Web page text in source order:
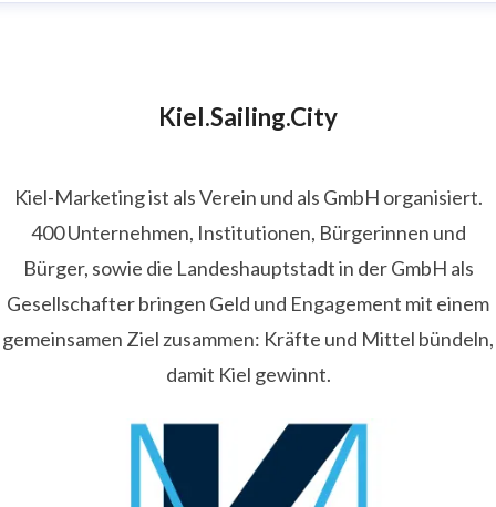
Kiel.Sailing.City
Kiel-Marketing ist als Verein und als GmbH organisiert.
400 Unternehmen, Institutionen, Bürgerinnen und
Bürger, sowie die Landeshauptstadt in der GmbH als
Gesellschafter bringen Geld und Engagement mit einem
gemeinsamen Ziel zusammen: Kräfte und Mittel bündeln,
damit Kiel gewinnt.